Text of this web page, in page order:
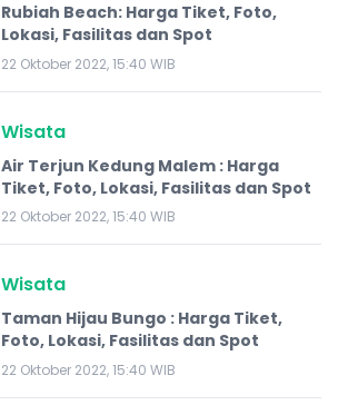
Rubiah Beach: Harga Tiket, Foto,
Lokasi, Fasilitas dan Spot
22 Oktober 2022, 15:40 WIB
Wisata
Air Terjun Kedung Malem​ : Harga
Tiket, Foto, Lokasi, Fasilitas dan Spot
22 Oktober 2022, 15:40 WIB
Wisata
Taman Hijau Bungo : Harga Tiket,
Foto, Lokasi, Fasilitas dan Spot
22 Oktober 2022, 15:40 WIB